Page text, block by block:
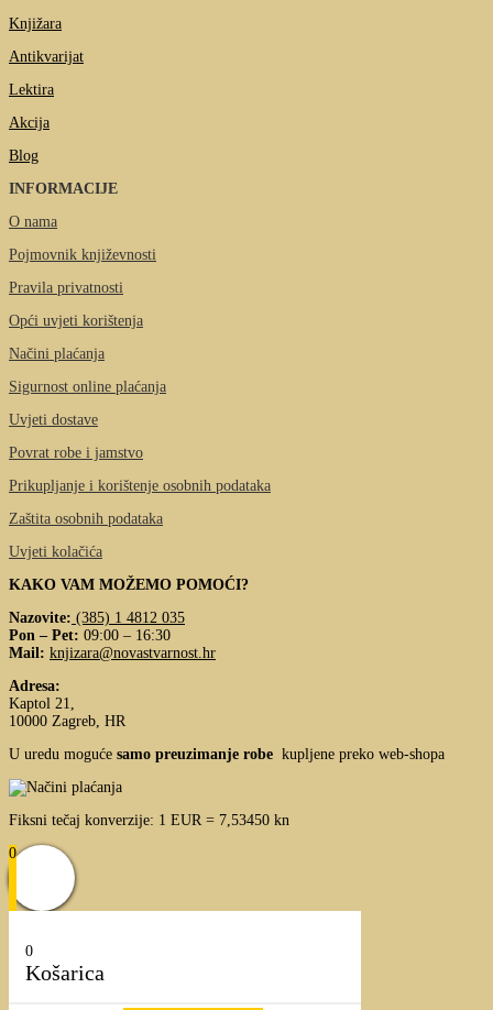
Knjižara
Antikvarijat
Lektira
Akcija
Blog
INFORMACIJE
O nama
Pojmovnik književnosti
Pravila privatnosti
Opći uvjeti korištenja
Načini plaćanja
Sigurnost online plaćanja
Uvjeti dostave
Povrat robe i jamstvo
Prikupljanje i korištenje osobnih podataka
Zaštita osobnih podataka
Uvjeti kolačića
KAKO VAM MOŽEMO POMOĆI?
Nazovite: (385) 1 4812 035
Pon – Pet: 09:00 – 16:30
Mail: knjizara@novastvarnost.hr
Adresa:
Kaptol 21,
10000 Zagreb, HR
U uredu moguće samo preuzimanje robe kupljene preko web-shopa
Fiksni tečaj konverzije: 1 EUR = 7,53450 kn
0
0
Košarica